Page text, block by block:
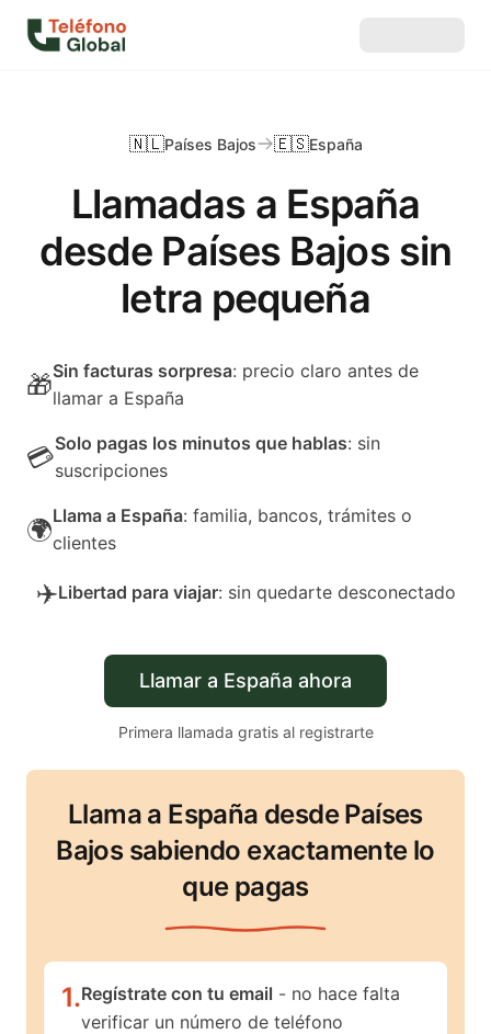
Llamadas a España
desde Países Bajos sin
letra pequeña
🇳🇱Países Bajos 🇪🇸España
🎁Sin facturas sorpresa: precio claro antes de
llamar a España
💳Solo pagas los minutos que hablas: sin
suscripciones
🌍Llama a España: familia, bancos, trámites o
clientes
✈️Libertad para viajar: sin quedarte desconectado
Llamar a España ahora
Primera llamada gratis al registrarte
Llama a España desde Países
Bajos sabiendo exactamente lo
que pagas
1.Regístrate con tu email - no hace falta
verificar un número de teléfono